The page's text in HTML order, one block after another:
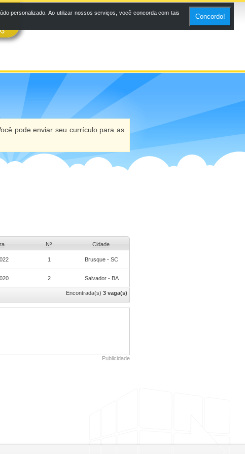
pode enviar seu currículo para as
Nº
Cidade
1 Brusque - SC
2 Salvador - BA
Encontrada(s) 3 vaga(s)
Publicidade
personalizado. Ao utilizar nossos serviços, você concorda com tais
Concordo!